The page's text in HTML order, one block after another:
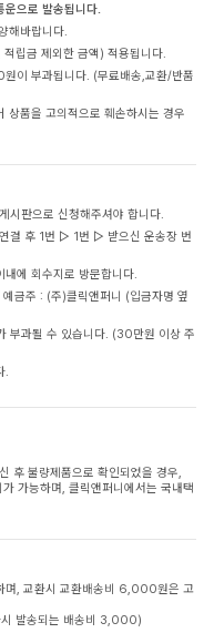
으로 발송됩니다.
해바랍니다.
립금 제외한 금액) 적용됩니다.
이 부과됩니다. (무료배송,교환/반품
상품을 고의적으로 훼손하시는 경우
시판으로 신청해주셔야 합니다.
결 후 1번 ▷ 1번 ▷ 받으신 운송장 번
에 회수지로 방문합니다.
주 : (주)클릭앤퍼니 (입금자명 옆
부과될 수 있습니다. (30만원 이상 주
.
후 불량제품으로 확인되었을 경우,
가능하며, 클릭앤퍼니에서는 국내택
며, 교환시 교환배송비 6,000원은 고
발송되는 배송비 3,000)